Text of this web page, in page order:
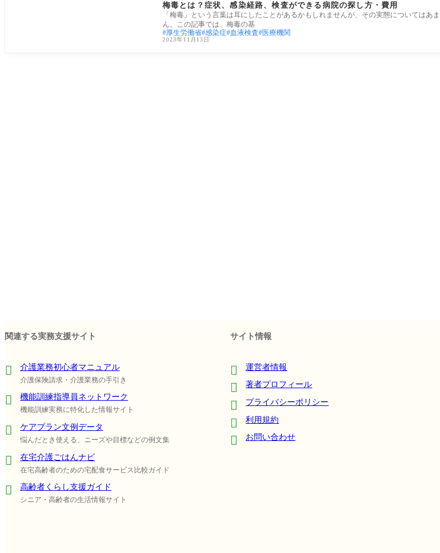
梅毒とは？症状、感染経路、検査ができる病院の探し方・費用
「梅毒」という言葉は耳にしたことがあるかもしれませんが、その実態についてはあ
ん。この記事では、梅毒の基
厚生労働省 感染症 血液検査 医療機関
2023年11月13日
関連する実務支援サイト
介護業務初心者マニュアル
介護保険請求・介護業務の手引き
機能訓練指導員ネットワーク
機能訓練実務に特化した情報サイト
ケアプラン文例データ
悩んだとき使える、ニーズや目標などの例文集
在宅介護ごはんナビ
在宅高齢者のための宅配食サービス比較ガイド
高齢者くらし支援ガイド
シニア・高齢者の生活情報サイト
サイト情報
運営者情報
著者プロフィール
プライバシーポリシー
利用規約
お問い合わせ